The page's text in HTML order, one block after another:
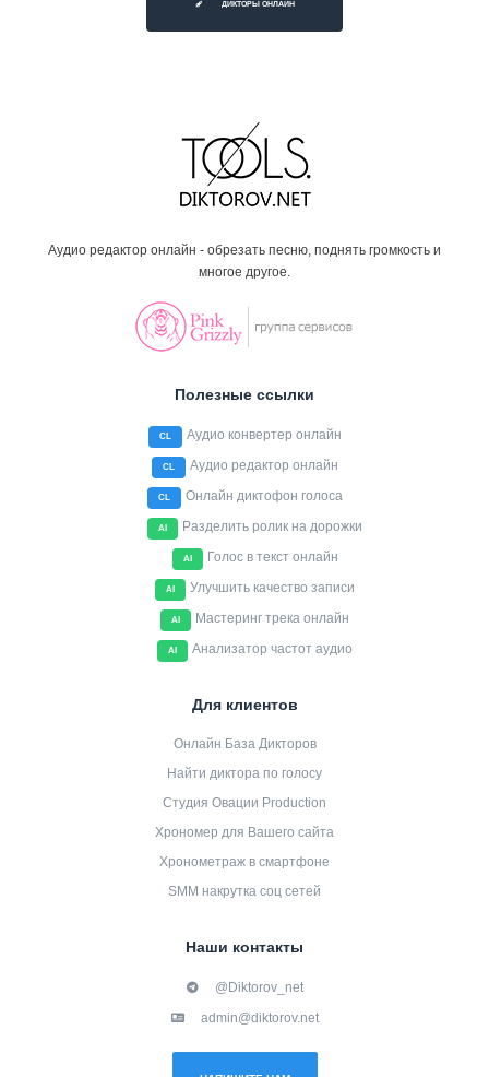
ДИКТОРЫ ОНЛАЙН
Аудио редактор онлайн - обрезать песню, поднять громкость и
многое другое.
Полезные ссылки
CL Аудио конвертер онлайн
CL Аудио редактор онлайн
CL Онлайн диктофон голоса
AI Разделить ролик на дорожки
AI Голос в текст онлайн
AI Улучшить качество записи
AI Мастеринг трека онлайн
AI Анализатор частот аудио
Для клиентов
Онлайн База Дикторов
Найти диктора по голосу
Студия Овации Production
Хрономер для Вашего сайта
Хронометраж в смартфоне
SMM накрутка соц сетей
Наши контакты
@Diktorov_net
admin@diktorov.net